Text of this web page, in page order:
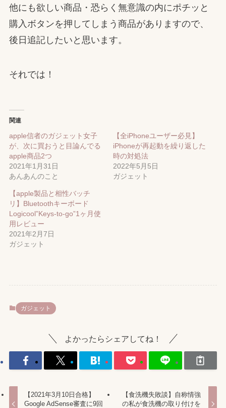
他にも欲しい商品・恐らく無意識の内にポチッと
購入ボタンを押してしまう商品がありますので、
後日追記したいと思います。
それでは！
関連
apple信者のガジェット女子
が、次に買おうと目論んでる
apple商品2つ
2021年1月31日
あんあんのこと
【全iPhoneユーザー必見】
iPhoneが再起動を繰り返した
時の対処法
2022年5月5日
ガジェット
【apple製品と相性バッチ
リ】Bluetoothキーボード
Logicool”Keys-to-go”1ヶ月使
用レビュー
2021年2月7日
ガジェット
ガジェット
よかったらシェアしてね！
【2021年3月10日合格】
Google AdSense審査に9回
【食洗機失敗談】自称情強
の私が食洗機の取り付けを